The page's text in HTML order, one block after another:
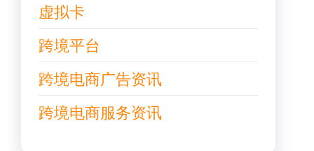
虚拟卡
跨境平台
跨境电商广告资讯
跨境电商服务资讯